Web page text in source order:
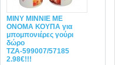
MINY ΜΙΝΝΙΕ ME
ONOMA ΚΟΥΠΑ για
μπομπονιέρες γούρι
δώρο
ΤΖΑ-599007/57185
2.98€!!!